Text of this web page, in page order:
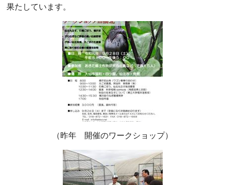
果たしています。
（昨年 開催のワークショップ）